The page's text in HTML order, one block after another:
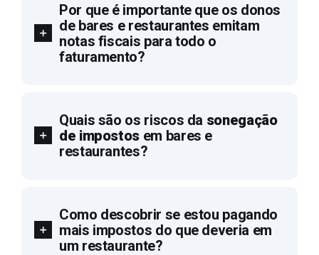
Por que é importante que os donos
de bares e restaurantes emitam
notas fiscais para todo o
faturamento?
Quais são os riscos da sonegação
de impostos em bares e
restaurantes?
Como descobrir se estou pagando
mais impostos do que deveria em
um restaurante?